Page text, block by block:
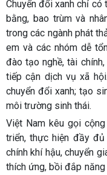
Chuyển đổi xanh chỉ có
bằng, bao trùm và
trong các ngành phát
em và các nhóm dễ
đào tạo nghề, tài
tiếp cận dịch vụ xã
chuyển đổi xanh; tạo
môi trường sinh thái.
Việt Nam kêu gọi
triển, thực hiện đầy
chính khí hậu, chuyển
thích ứng, bồi đắp